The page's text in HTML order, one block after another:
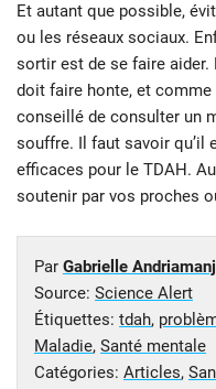
Et autant que possible,
ou les réseaux sociaux.
sortir est de se faire aider.
doit faire honte, et
conseillé de consulter un
souffre. Il faut savoir qu’il
efficaces pour le TDAH.
soutenir par vos proches
Par Gabrielle
Source: Science Alert
Étiquettes: tdah,
Maladie, Santé mentale
Catégories: Articles,